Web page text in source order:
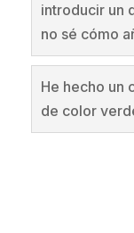
introducir un
no sé cómo
He hecho un
de color